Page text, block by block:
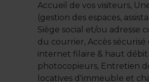
Accueil de vos visiteurs,
(gestion des espaces,
Siège social et/ou adresse
du courrier, Accès
internet filaire & haut
photocopieurs, Entretien
locatives d'immeuble et